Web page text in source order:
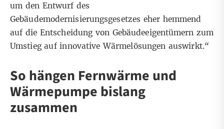
um den Entwurf des
Gebäudemodernisierungsgesetzes eher hemmend
auf die Entscheidung von Gebäudeeigentümern zum
Umstieg auf innovative Wärmelösungen auswirkt.“
So hängen Fernwärme und
Wärmepumpe bislang
zusammen